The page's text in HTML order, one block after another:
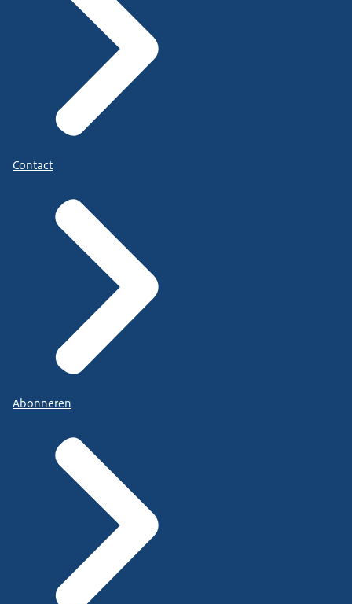
Contact
Abonneren